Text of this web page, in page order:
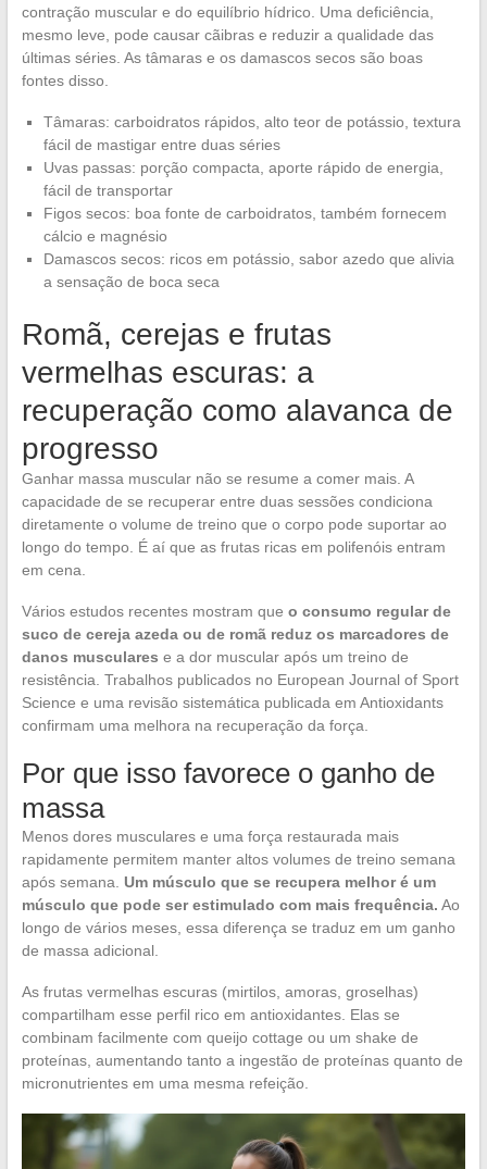
contração muscular e do equilíbrio hídrico. Uma deficiência,
mesmo leve, pode causar cãibras e reduzir a qualidade das
últimas séries. As tâmaras e os damascos secos são boas
fontes disso.
Tâmaras: carboidratos rápidos, alto teor de potássio, textura
fácil de mastigar entre duas séries
Uvas passas: porção compacta, aporte rápido de energia,
fácil de transportar
Figos secos: boa fonte de carboidratos, também fornecem
cálcio e magnésio
Damascos secos: ricos em potássio, sabor azedo que alivia
a sensação de boca seca
Romã, cerejas e frutas
vermelhas escuras: a
recuperação como alavanca de
progresso
Ganhar massa muscular não se resume a comer mais. A
capacidade de se recuperar entre duas sessões condiciona
diretamente o volume de treino que o corpo pode suportar ao
longo do tempo. É aí que as frutas ricas em polifenóis entram
em cena.
Vários estudos recentes mostram que o consumo regular de
suco de cereja azeda ou de romã reduz os marcadores de
danos musculares e a dor muscular após um treino de
resistência. Trabalhos publicados no European Journal of Sport
Science e uma revisão sistemática publicada em Antioxidants
confirmam uma melhora na recuperação da força.
Por que isso favorece o ganho de
massa
Menos dores musculares e uma força restaurada mais
rapidamente permitem manter altos volumes de treino semana
após semana. Um músculo que se recupera melhor é um
músculo que pode ser estimulado com mais frequência. Ao
longo de vários meses, essa diferença se traduz em um ganho
de massa adicional.
As frutas vermelhas escuras (mirtilos, amoras, groselhas)
compartilham esse perfil rico em antioxidantes. Elas se
combinam facilmente com queijo cottage ou um shake de
proteínas, aumentando tanto a ingestão de proteínas quanto de
micronutrientes em uma mesma refeição.